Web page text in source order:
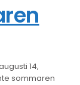
14,
sommaren